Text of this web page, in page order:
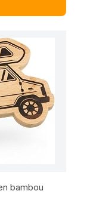
bambou